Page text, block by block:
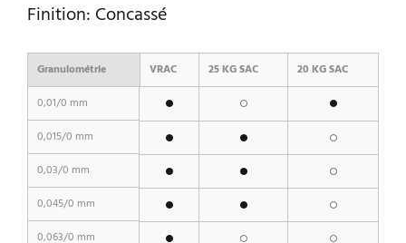
Finition: Concassé
Granulométrie VRAC 25 KG SAC
20 KG SAC
0,01/0 mm
0,015/0 mm
0,03/0 mm
0,045/0 mm
0,063/0 mm